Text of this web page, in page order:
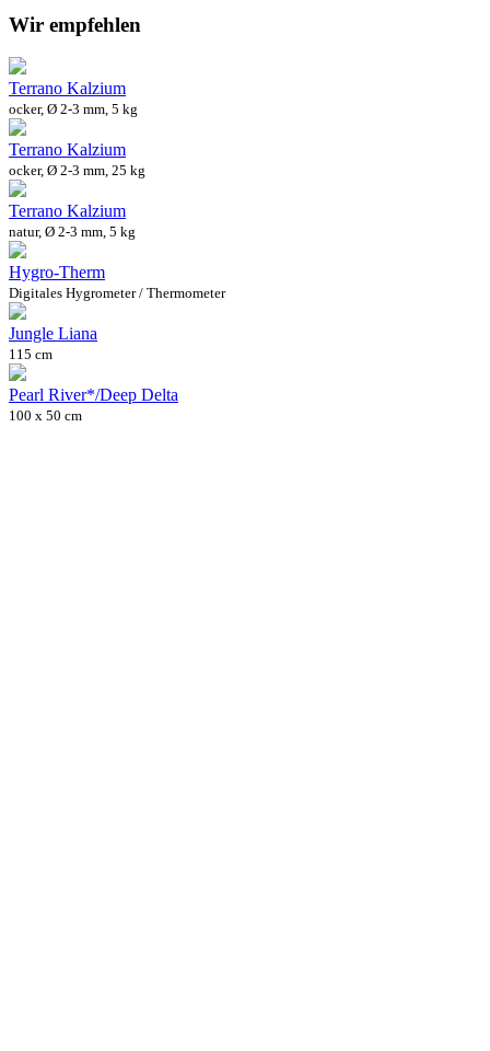
Wir empfehlen
Terrano Kalzium
ocker, Ø 2-3 mm, 5 kg
Terrano Kalzium
ocker, Ø 2-3 mm, 25 kg
Terrano Kalzium
natur, Ø 2-3 mm, 5 kg
Hygro-Therm
Digitales Hygrometer / Thermometer
Jungle Liana
115 cm
Pearl River*/Deep Delta
100 x 50 cm